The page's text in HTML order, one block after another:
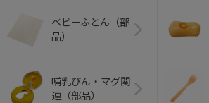
ベビーふとん（部
品）
哺乳びん・マグ関
連（部品）